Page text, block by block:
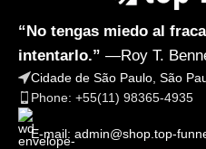
“No tengas miedo al
intentarlo.” —Roy T.
Cidade de São Paulo, São
Phone: +55(11) 98365-4935
E-mail: admin@shop.top-